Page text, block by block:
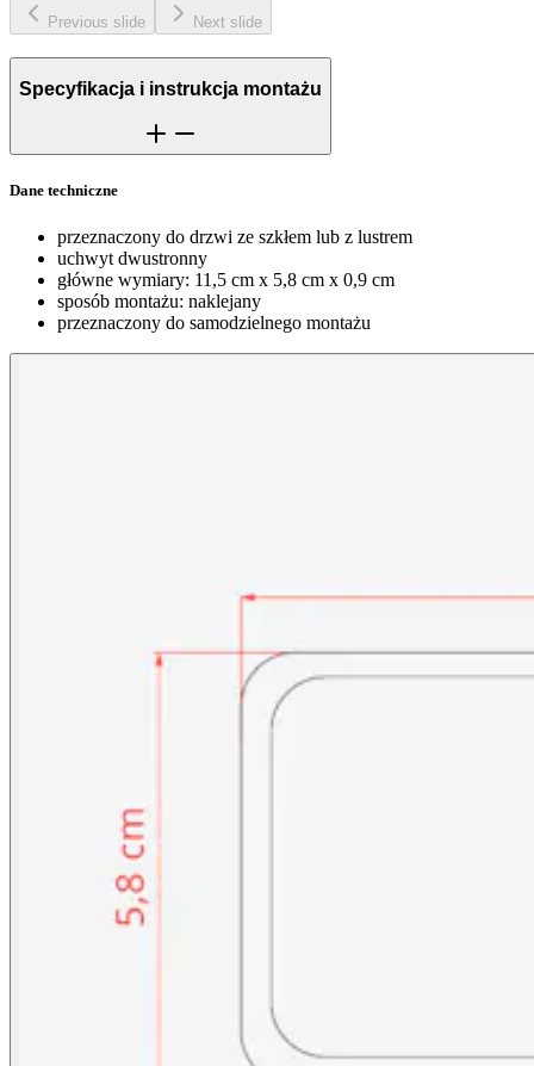
Previous slide Next slide
Specyfikacja i instrukcja montażu
Dane techniczne
przeznaczony do drzwi ze szkłem lub z lustrem
uchwyt dwustronny
główne wymiary: 11,5 cm x 5,8 cm x 0,9 cm
sposób montażu: naklejany
przeznaczony do samodzielnego montażu